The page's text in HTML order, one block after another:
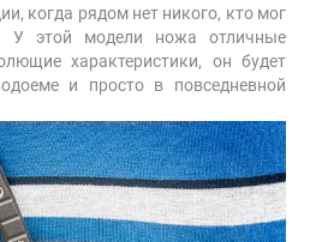
когда рядом нет никого, кто мог
У этой модели ножа отличные
характеристики, он будет
и просто в повседневной